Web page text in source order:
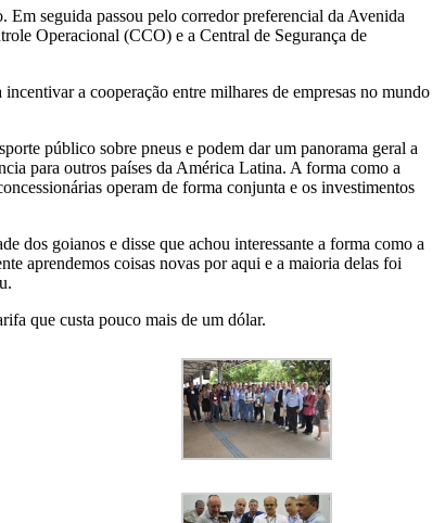
seguida passou pelo corredor preferencial da Avenida
Operacional (CCO) e a Central de Segurança de
a cooperação entre milhares de empresas no mundo
público sobre pneus e podem dar um panorama geral a
para outros países da América Latina. A forma como a
operam de forma conjunta e os investimentos
dos goianos e disse que achou interessante a forma como a
aprendemos coisas novas por aqui e a maioria delas foi
que custa pouco mais de um dólar.